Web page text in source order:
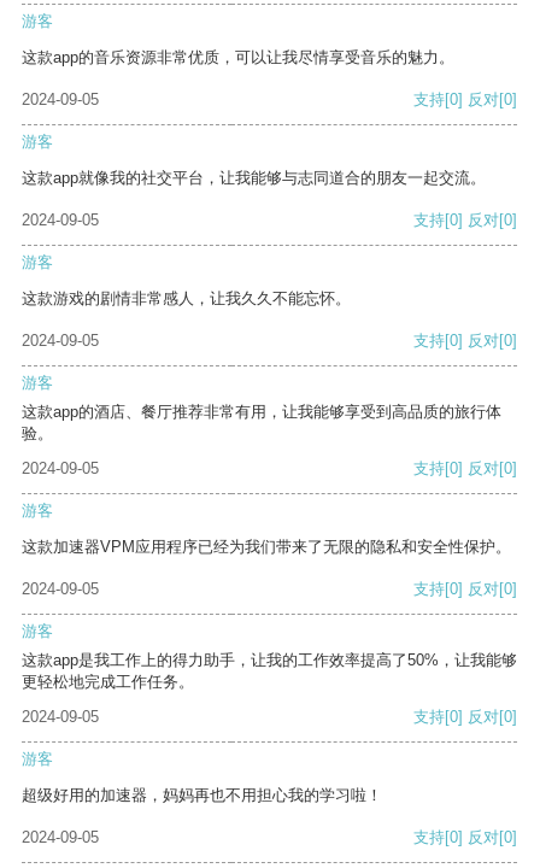
游客
这款app的音乐资源非常优质，可以让我尽情享受音乐的魅力。
2024-09-05 支持[0] 反对[0]
游客
这款app就像我的社交平台，让我能够与志同道合的朋友一起交流。
2024-09-05 支持[0] 反对[0]
游客
这款游戏的剧情非常感人，让我久久不能忘怀。
2024-09-05 支持[0] 反对[0]
游客
这款app的酒店、餐厅推荐非常有用，让我能够享受到高品质的旅行体
验。
2024-09-05
支持[0] 反对[0]
游客
这款加速器VPM应用程序已经为我们带来了无限的隐私和安全性保护。
2024-09-05 支持[0] 反对[0]
游客
这款app是我工作上的得力助手，让我的工作效率提高了50%，让我能够
更轻松地完成工作任务。
2024-09-05
支持[0] 反对[0]
游客
超级好用的加速器，妈妈再也不用担心我的学习啦！
2024-09-05 支持[0] 反对[0]